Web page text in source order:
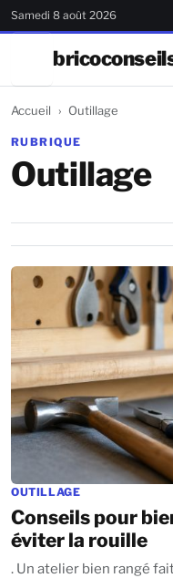
Samedi 8 août 2026
Accueil Outillage
RUBRIQUE
Outillage
OUTILLAGE
Conseils pour
éviter la rouille
. Un atelier bien rangé